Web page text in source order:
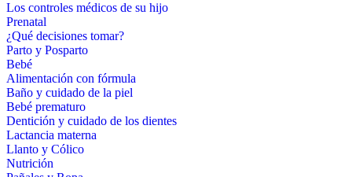
Los controles médicos de su hijo
Prenatal
¿Qué decisiones tomar?
Parto y Posparto
Bebé
Alimentación con fórmula
Baño y cuidado de la piel
Bebé prematuro
Dentición y cuidado de los dientes
Lactancia materna
Llanto y Cólico
Nutrición